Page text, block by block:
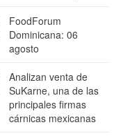
FoodForum
Dominicana: 06
agosto
Analizan venta de
SuKarne, una de las
principales firmas
cárnicas mexicanas